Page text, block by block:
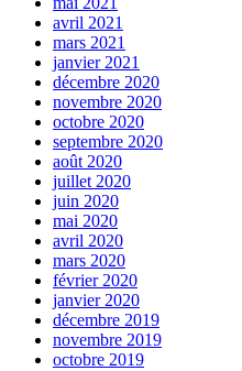
avril 2021
mars 2021
janvier 2021
décembre 2020
novembre 2020
octobre 2020
septembre 2020
août 2020
juillet 2020
juin 2020
mai 2020
avril 2020
mars 2020
février 2020
janvier 2020
décembre 2019
novembre 2019
octobre 2019